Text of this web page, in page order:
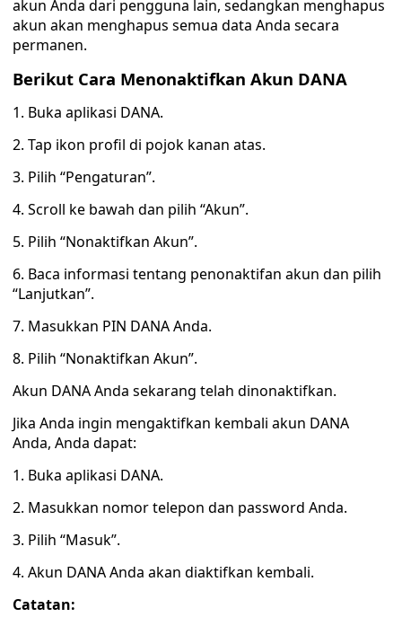
akun Anda dari pengguna lain, sedangkan menghapus
akun akan menghapus semua data Anda secara
permanen.
Berikut Cara Menonaktifkan Akun DANA
1. Buka aplikasi DANA.
2. Tap ikon profil di pojok kanan atas.
3. Pilih “Pengaturan”.
4. Scroll ke bawah dan pilih “Akun”.
5. Pilih “Nonaktifkan Akun”.
6. Baca informasi tentang penonaktifan akun dan pilih
“Lanjutkan”.
7. Masukkan PIN DANA Anda.
8. Pilih “Nonaktifkan Akun”.
Akun DANA Anda sekarang telah dinonaktifkan.
Jika Anda ingin mengaktifkan kembali akun DANA
Anda, Anda dapat:
1. Buka aplikasi DANA.
2. Masukkan nomor telepon dan password Anda.
3. Pilih “Masuk”.
4. Akun DANA Anda akan diaktifkan kembali.
Catatan: